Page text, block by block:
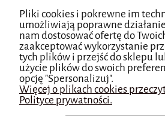
ŁÓDŹ - DOSTAWA TEGO
dla OPŁACONYCH zamówień
do godz. 17:00
odbiór osobisty - Łódź
Pliki cookies i pokrewne im
umożliwiają poprawne
nam dostosować ofertę do
zaakceptować wykorzystanie
tych plików i przejść do sklepu
użycie plików do swoich
opcję "Spersonalizuj".
Więcej o plikach cookies
Polityce prywatności.